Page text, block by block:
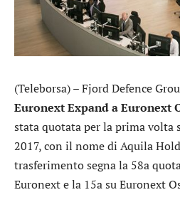
(Teleborsa) –Fjord Defence
Euronext Expand a Euronext
stata quotata per la prima volta
2017, con il nome di Aquila
trasferimento segna la 58a
Euronexte la 15a su Euronext